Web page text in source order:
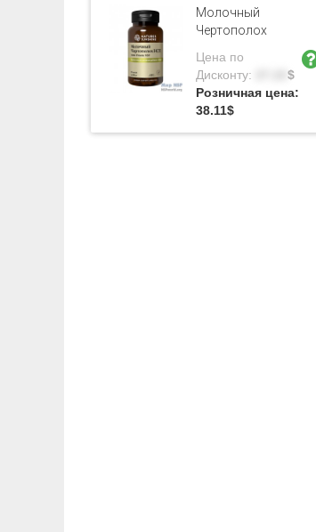
Молочный
Чертополох
Цена по
Дисконту:
$
Розничная цена:
38.11$